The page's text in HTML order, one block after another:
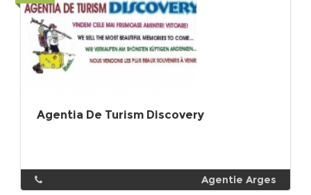
Agentia De Turism Discovery
Agentie Arges